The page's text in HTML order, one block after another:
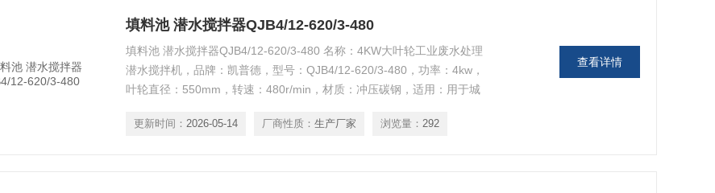
填料池 潜水搅拌器QJB4/12-620/3-480
填料池 潜水搅拌器QJB4/12-620/3-480 名称：4KW大叶轮工业废水处理
潜水搅拌机，品牌：凯普德，型号：QJB4/12-620/3-480，功率：4kw，
叶轮直径：550mm，转速：480r/min，材质：冲压碳钢，适用：用于城
更新时间： 2026-05-14 厂商性质： 生产厂家 浏览量： 292
查看详情